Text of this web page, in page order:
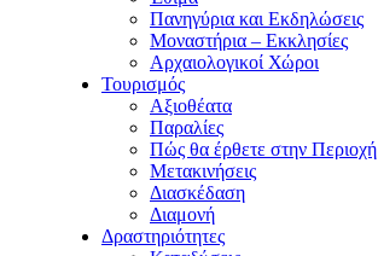
Πανηγύρια και Εκδηλώσεις
Μοναστήρια – Εκκλησίες
Αρχαιολογικοί Χώροι
Τουρισμός
Αξιοθέατα
Παραλίες
Πώς θα έρθετε στην Περιοχή
Μετακινήσεις
Διασκέδαση
Διαμονή
Δραστηριότητες